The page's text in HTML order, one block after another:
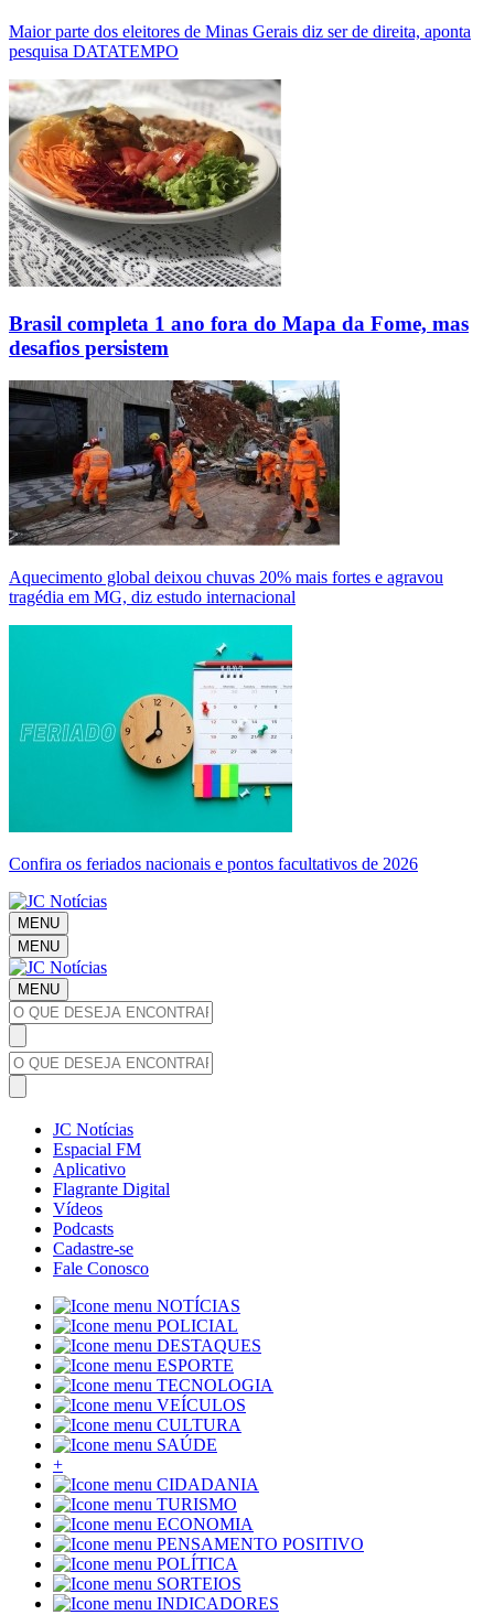
Maior parte dos eleitores de Minas Gerais diz ser de direita, aponta
pesquisa DATATEMPO
Brasil completa 1 ano fora do Mapa da Fome, mas
desafios persistem
Aquecimento global deixou chuvas 20% mais fortes e agravou
tragédia em MG, diz estudo internacional
Confira os feriados nacionais e pontos facultativos de 2026
MENU
MENU
MENU
JC Notícias
Espacial FM
Aplicativo
Flagrante Digital
Vídeos
Podcasts
Cadastre-se
Fale Conosco
NOTÍCIAS
POLICIAL
DESTAQUES
ESPORTE
TECNOLOGIA
VEÍCULOS
CULTURA
SAÚDE
+
CIDADANIA
TURISMO
ECONOMIA
PENSAMENTO POSITIVO
POLÍTICA
SORTEIOS
INDICADORES